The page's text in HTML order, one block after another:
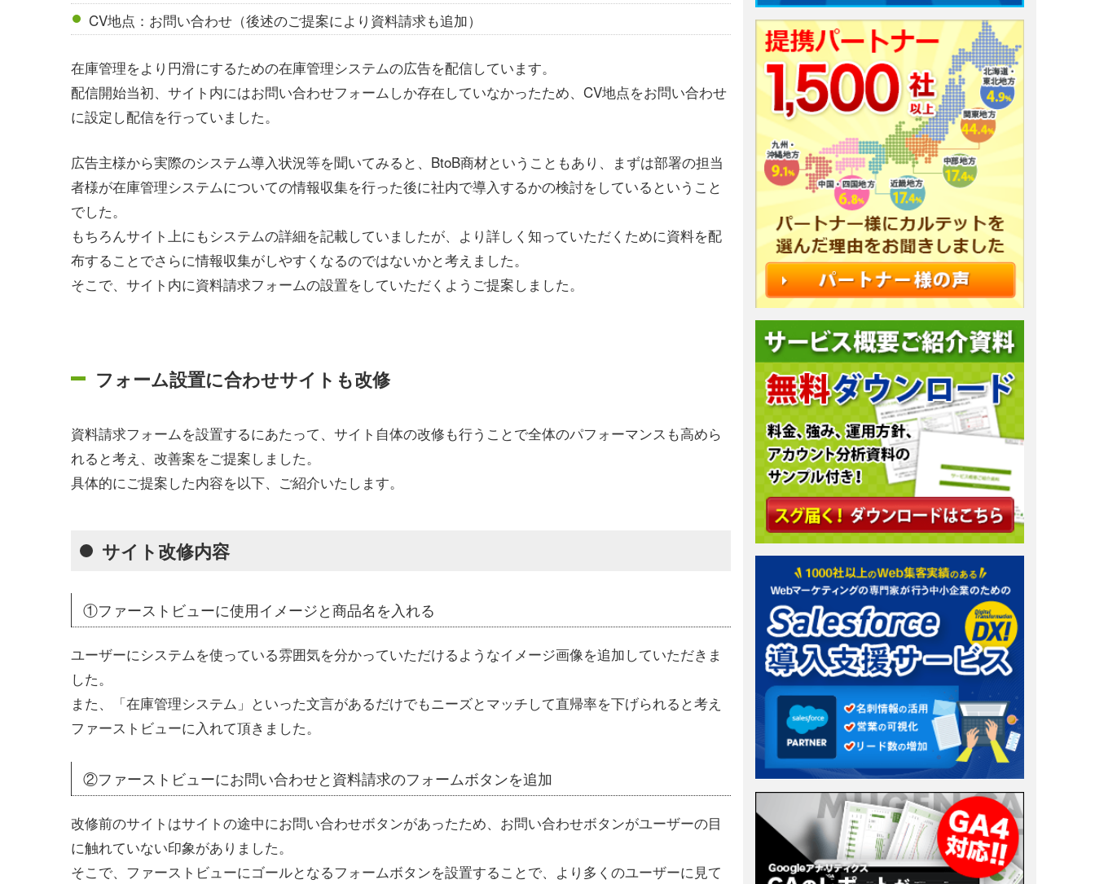
CV地点：お問い合わせ（後述のご提案により資料請求も追加）
在庫管理をより円滑にするための在庫管理システムの広告を配信しています。
配信開始当初、サイト内にはお問い合わせフォームしか存在していなかったため、CV地点をお問い合わせ
に設定し配信を行っていました。
広告主様から実際のシステム導入状況等を聞いてみると、BtoB商材ということもあり、まずは部署の担当
者様が在庫管理システムについての情報収集を行った後に社内で導入するかの検討をしているということ
でした。
もちろんサイト上にもシステムの詳細を記載していましたが、より詳しく知っていただくために資料を配
布することでさらに情報収集がしやすくなるのではないかと考えました。
そこで、サイト内に資料請求フォームの設置をしていただくようご提案しました。
フォーム設置に合わせサイトも改修
資料請求フォームを設置するにあたって、サイト自体の改修も行うことで全体のパフォーマンスも高めら
れると考え、改善案をご提案しました。
具体的にご提案した内容を以下、ご紹介いたします。
サイト改修内容
①ファーストビューに使用イメージと商品名を入れる
ユーザーにシステムを使っている雰囲気を分かっていただけるようなイメージ画像を追加していただきま
した。
また、「在庫管理システム」といった文言があるだけでもニーズとマッチして直帰率を下げられると考え
ファーストビューに入れて頂きました。
②ファーストビューにお問い合わせと資料請求のフォームボタンを追加
改修前のサイトはサイトの途中にお問い合わせボタンがあったため、お問い合わせボタンがユーザーの目
に触れていない印象がありました。
そこで、ファーストビューにゴールとなるフォームボタンを設置することで、より多くのユーザーに見て